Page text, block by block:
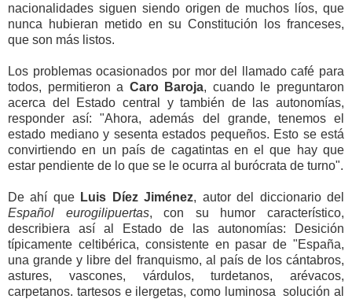
nacionalidades siguen siendo origen de muchos líos, que
nunca hubieran metido en su Constitución los franceses,
que son más listos.
Los problemas ocasionados por mor del llamado café para
todos, permitieron a Caro Baroja, cuando le preguntaron
acerca del Estado central y también de las autonomías,
responder así: "Ahora, además del grande, tenemos el
estado mediano y sesenta estados pequeños. Esto se está
convirtiendo en un país de cagatintas en el que hay que
estar pendiente de lo que se le ocurra al burócrata de turno".
De ahí que Luis Díez Jiménez, autor del diccionario del
Español eurogilipuertas, con su humor característico,
describiera así al Estado de las autonomías: Desición
típicamente celtibérica, consistente en pasar de "España,
una grande y libre del franquismo, al país de los cántabros,
astures, vascones, várdulos, turdetanos, arévacos,
carpetanos. tartesos e ilergetas, como luminosa solución al